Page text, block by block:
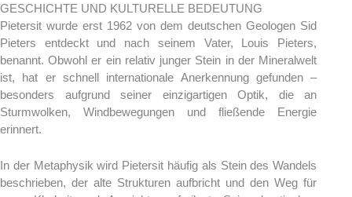
GESCHICHTE UND KULTURELLE BEDEUTUNG
Pietersit wurde erst 1962 von dem deutschen Geologen Sid
Pieters entdeckt und nach seinem Vater, Louis Pieters,
benannt. Obwohl er ein relativ junger Stein in der Mineralwelt
ist, hat er schnell internationale Anerkennung gefunden –
besonders aufgrund seiner einzigartigen Optik, die an
Sturmwolken, Windbewegungen und fließende Energie
erinnert.
In der Metaphysik wird Pietersit häufig als Stein des Wandels
beschrieben, der alte Strukturen aufbricht und den Weg für